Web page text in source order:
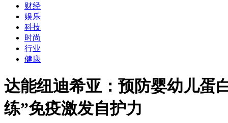
财经
娱乐
科技
时尚
行业
健康
达能纽迪希亚：预防婴幼儿蛋
练”免疫激发自护力